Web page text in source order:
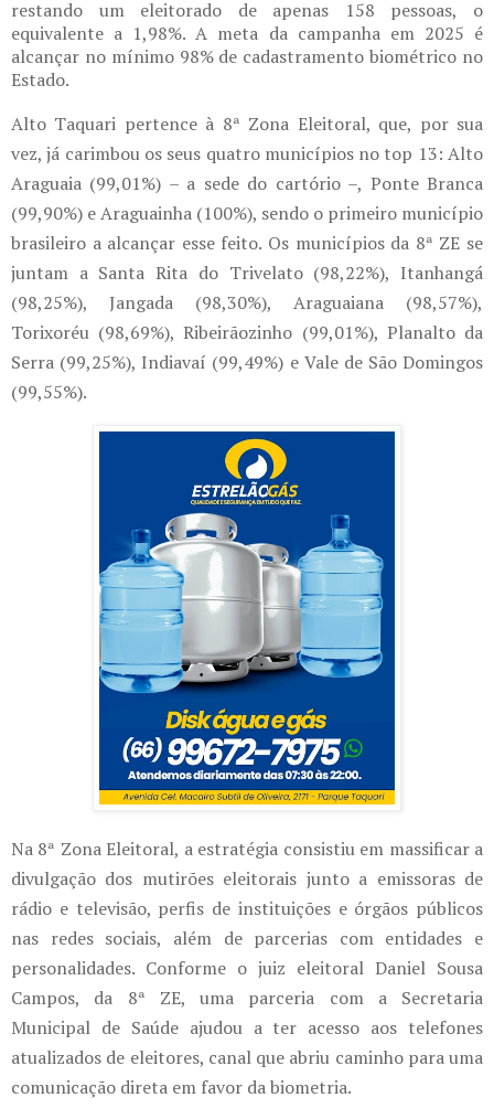
restando um eleitorado de apenas 158 pessoas, o
equivalente a 1,98%. A meta da campanha em 2025 é
alcançar no mínimo 98% de cadastramento biométrico no
Estado.
Alto Taquari pertence à 8ª Zona Eleitoral, que, por sua
vez, já carimbou os seus quatro municípios no top 13: Alto
Araguaia (99,01%) – a sede do cartório –, Ponte Branca
(99,90%) e Araguainha (100%), sendo o primeiro município
brasileiro a alcançar esse feito. Os municípios da 8ª ZE se
juntam a Santa Rita do Trivelato (98,22%), Itanhangá
(98,25%), Jangada (98,30%), Araguaiana (98,57%),
Torixoréu (98,69%), Ribeirãozinho (99,01%), Planalto da
Serra (99,25%), Indiavaí (99,49%) e Vale de São Domingos
(99,55%).
Na 8ª Zona Eleitoral, a estratégia consistiu em massificar a
divulgação dos mutirões eleitorais junto a emissoras de
rádio e televisão, perfis de instituições e órgãos públicos
nas redes sociais, além de parcerias com entidades e
personalidades. Conforme o juiz eleitoral Daniel Sousa
Campos, da 8ª ZE, uma parceria com a Secretaria
Municipal de Saúde ajudou a ter acesso aos telefones
atualizados de eleitores, canal que abriu caminho para uma
comunicação direta em favor da biometria.